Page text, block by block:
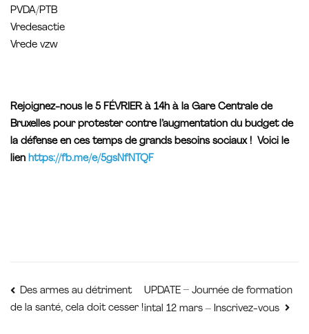
PVDA/PTB
Vredesactie
Vrede vzw
Rejoignez-nous le 5 FÉVRIER à 14h à la Gare Centrale de
Bruxelles pour protester contre l’augmentation du budget de
la défense en ces temps de grands besoins sociaux ! Voici le
lien https://fb.me/e/5gsNfNTQF
Navigation
Des armes au détriment
de la santé, cela doit cesser !
UPDATE – Journée de formation
intal 12 mars – Inscrivez-vous